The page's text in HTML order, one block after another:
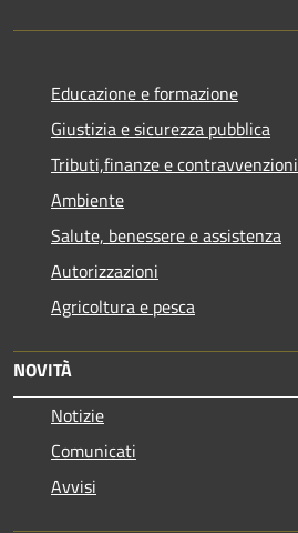
Educazione e formazione
Giustizia e sicurezza pubblica
Tributi,finanze e contravvenzioni
Ambiente
Salute, benessere e assistenza
Autorizzazioni
Agricoltura e pesca
NOVITÀ
Notizie
Comunicati
Avvisi